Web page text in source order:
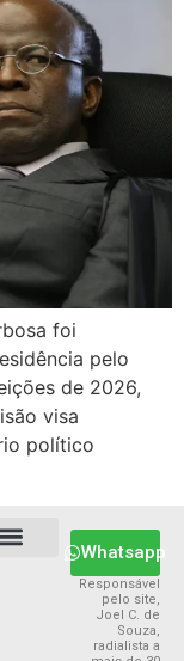
foi
pelo
de 2026,
visa
político
Whatsapp
Responsável
pelo site,
Joel C. de
Souza,
radialista a